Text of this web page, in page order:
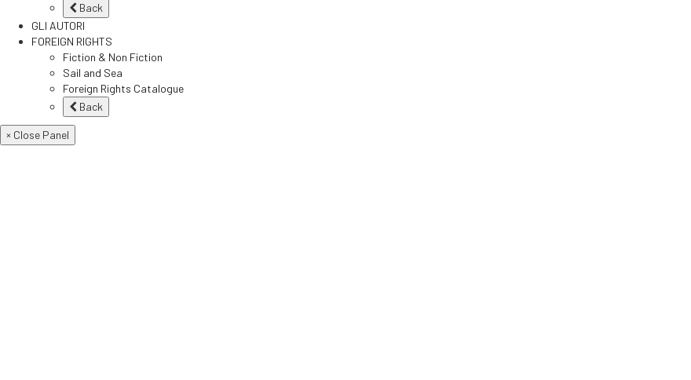
Back
GLI AUTORI
FOREIGN RIGHTS
Fiction & Non Fiction
Sail and Sea
Foreign Rights Catalogue
Back
× Close Panel